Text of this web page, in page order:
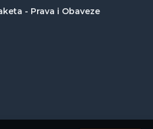
- Prava i Obaveze